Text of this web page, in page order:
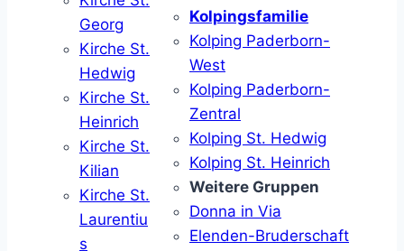
Georg
Kirche St.
Hedwig
Kirche St.
Heinrich
Kirche St.
Kilian
Kirche St.
Laurentiu
s
Kolpingsfamilie
Kolping Paderborn-
West
Kolping Paderborn-
Zentral
Kolping St. Hedwig
Kolping St. Heinrich
Weitere Gruppen
Donna in Via
Elenden-Bruderschaft